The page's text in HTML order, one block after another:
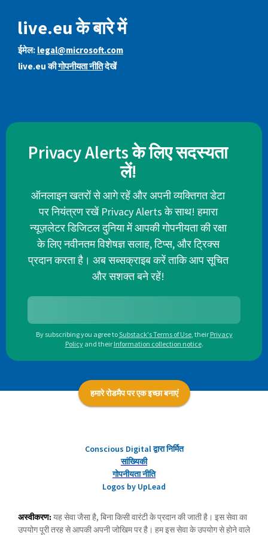
live.eu के बारे में
ईमेल: legal@microsoft.com
live.eu कीगोपनीयता नीतिदेखें
Privacy Alerts के लिए सदस्यता
लें!
ऑनलाइन खतरों से आगे रहें और अपनी व्यक्तिगत डेटा
पर नियंत्रण रखें Privacy Alerts के साथ! हमारा
न्यूज़लेटर डिजिटल दुनिया में आपकी गोपनीयता की रक्षा
के लिए नवीनतम विशेषज्ञ सलाह, टिप्स, और ट्रिक्स
प्रदान करता है। अब सब्सक्राइब करें ताकि आप सूचित
और सशक्त बने रहें!
By subscribing you agree toSubstack's Terms of Use, their Privacy
Policy and their Information collection notice.
हमारे रोडमैप पर एक इच्छा बनाएं
Conscious Digital द्वारा निर्मित
सांख्यिकी
गोपनीयता नीति
Logos by UpLead
अस्वीकरण: यह सेवा जैसा है, बिना किसी वारंटी के प्रदान की जाती है। इस सेवा का
उपयोग पूरी तरह से आपकी अपनी जोखिम पर है। हम इस सेवा के उपयोग से होने वाले